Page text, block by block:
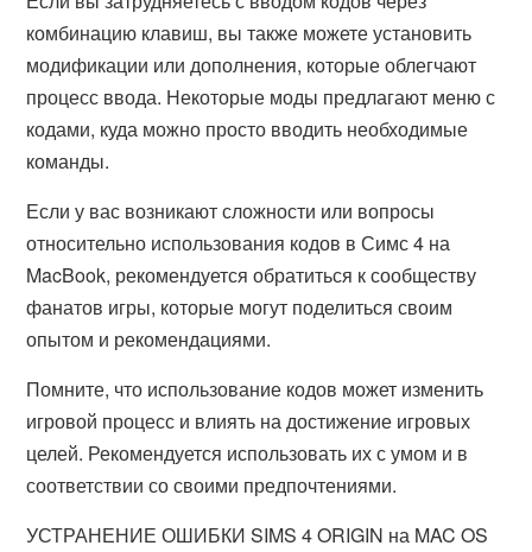
комбинацию клавиш, вы также можете установить
модификации или дополнения, которые облегчают
процесс ввода. Некоторые моды предлагают меню с
кодами, куда можно просто вводить необходимые
команды.
Если у вас возникают сложности или вопросы
относительно использования кодов в Симс 4 на
MacBook, рекомендуется обратиться к сообществу
фанатов игры, которые могут поделиться своим
опытом и рекомендациями.
Помните, что использование кодов может изменить
игровой процесс и влиять на достижение игровых
целей. Рекомендуется использовать их с умом и в
соответствии со своими предпочтениями.
УСТРАНЕНИЕ ОШИБКИ SIMS 4 ORIGIN на MAC OS